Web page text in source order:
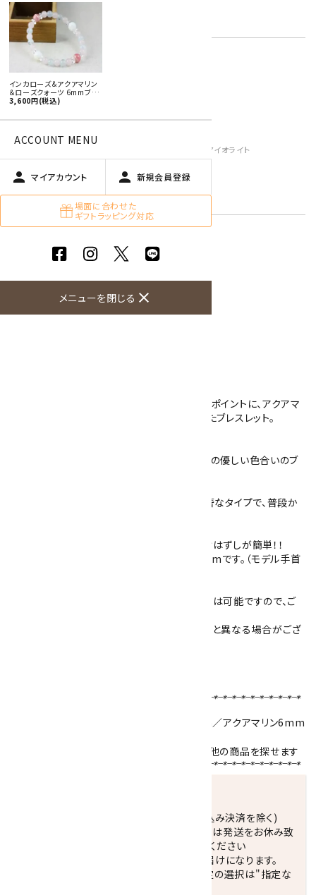
インカローズ＆アクアマリン
＆ローズクォーツ 6mmブレ
スレット
3,600円(税込)
ACCOUNT MENU
person マイアカウント person 新規会員登録
場面に合わせた
ギフトラッピング対応
メニューを閉じる close
在庫状況:
女性用ブレスレット
女性おすすめアクセサリー
アクアマリン
マザーオブパール
ローズクォーツ
3月 アクアマリン・ブラッドストーン・アイオライト
ピンク
白
特定商取引法に基づく表記 (返品など)
この商品を友達に教える
買い物を続ける
インカローズとマザーオブパールの8mm玉をポイントに、アクアマ
リンとローズクォーツの6mm玉でデザインしたブレスレット。
アクアマリンの水色とローズクォーツのピンクの優しい色合いのブ
6mm玉をメインで使用しておりますので、華奢なタイプで、普段か
シリコンゴムを通してありますので丈夫で着けはずしが簡単！！
主に女性用のものになり、サイズは内径約16cmです。（モデル手首
水晶平玉をロンデルに変更するなど、アレンジは可能ですので、ご
※模様や色は石によって異なりますので、写真と異なる場合がござ
8mm／マザーオブパール 8mm／アクアマリン6mm
天然石名をクリックで、その石を使用している他の商品を探せます
正午までのご注文で当日発送致します。(振込み決済を除く)
休業日(水曜日、第1．3木曜日)と臨時休業日は発送をお休み致
します。 営業日カレンダー(左下段)をご確認ください
配達ご希望日がない場合は、最短日でのお届けになります。
※最短でのお届けをご希望の場合、時間指定の選択は"指定な